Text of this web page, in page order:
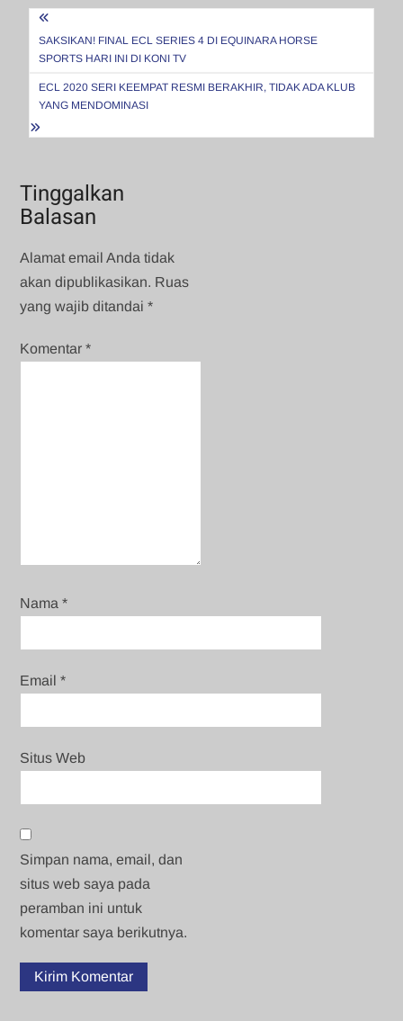
Navigasi
pos
SAKSIKAN! FINAL ECL SERIES 4 DI EQUINARA HORSE
SPORTS HARI INI DI KONI TV
ECL 2020 SERI KEEMPAT RESMI BERAKHIR, TIDAK ADA KLUB
YANG MENDOMINASI
Tinggalkan
Balasan
Alamat email Anda tidak
akan dipublikasikan. Ruas
yang wajib ditandai*
Komentar*
Nama*
Email*
Situs Web
Simpan nama, email, dan
situs web saya pada
peramban ini untuk
komentar saya berikutnya.